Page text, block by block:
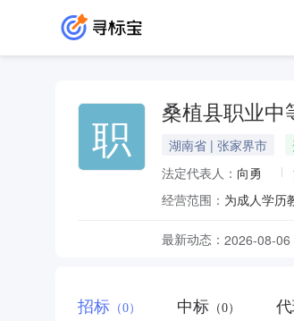
职 桑植县职业中
湖南省 | 张家界市
法定代表人： 向勇
经营范围： 为成人学历
最新动态： 2026-08-06
招标 （0） 中标 （0）